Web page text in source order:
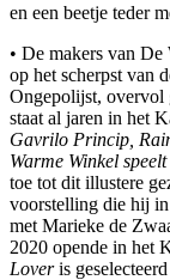
en een beetje teder
• De makers van
op het scherpst van
Ongepolijst, overvol
staat al jaren in het
Gavrilo Princip,
Warme Winkel
toe tot dit illustere
voorstelling die hij in
met Marieke de
2020 opende in het
Loveris